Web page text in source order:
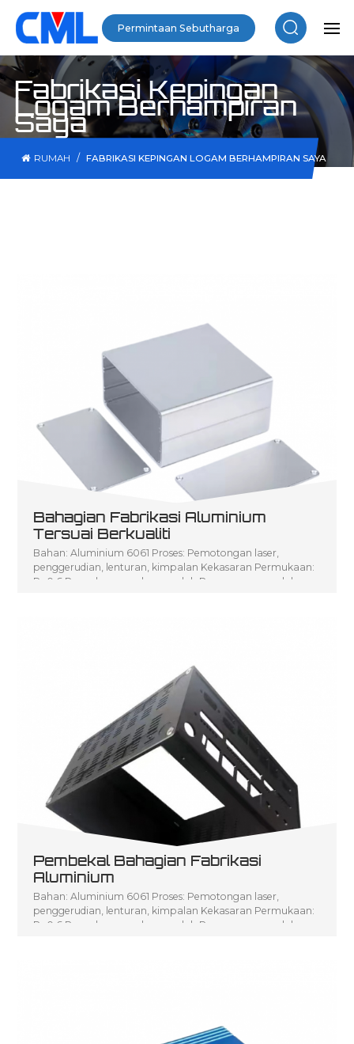
Permintaan Sebutharga
Fabrikasi Kepingan
Logam Berhampiran
Saya
RUMAH / FABRIKASI KEPINGAN LOGAM BERHAMPIRAN SAYA
Bahagian Fabrikasi Aluminium
Tersuai Berkualiti
Bahan: Aluminium 6061 Proses: Pemotongan laser,
penggerudian, lenturan, kimpalan Kekasaran Permukaan:
Ra0.6 Pengeluaran volum rendah Penerangan produk:
Pembekal Bahagian Fabrikasi
Aluminium
Bahan: Aluminium 6061 Proses: Pemotongan laser,
penggerudian, lenturan, kimpalan Kekasaran Permukaan:
Ra0.6 Pengeluaran volum rendah Penerangan produk: